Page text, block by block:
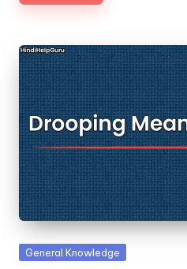
Posted
General Knowledge